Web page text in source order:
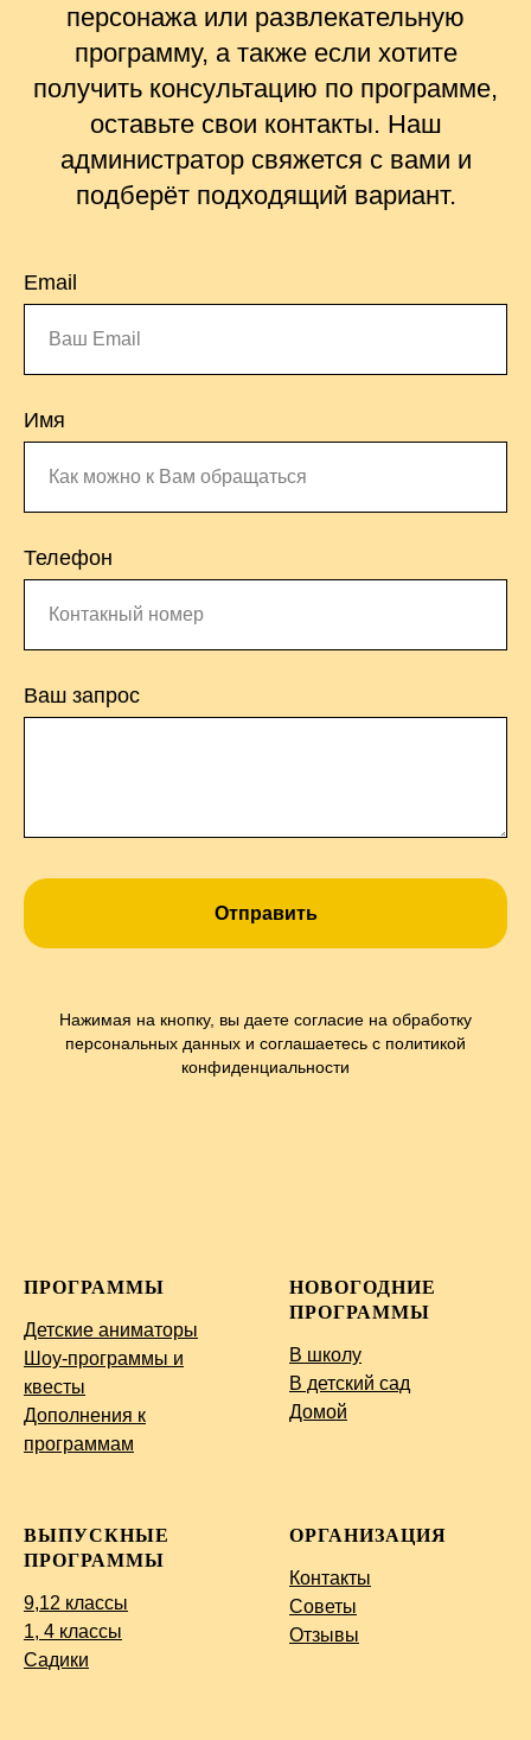
персонажа или развлекательную
программу, а также если хотите
получить консультацию по программе,
оставьте свои контакты. Наш
администратор свяжется с вами и
подберёт подходящий вариант.
Email
Имя
Телефон
Ваш запрос
Отправить
Нажимая на кнопку, вы даете согласие на обработку
персональных данных и соглашаетесь c политикой
конфиденциальности
ПРОГРАММЫ
Детские аниматоры
Шоу-программы и
квесты
Дополнения к
программам
НОВОГОДНИЕ
ПРОГРАММЫ
В школу
В детский сад
Домой
ВЫПУСКНЫЕ
ПРОГРАММЫ
9,12 классы
1, 4 классы
Садики
ОРГАНИЗАЦИЯ
Контакты
Советы
Отзывы